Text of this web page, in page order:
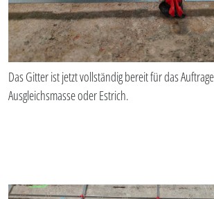
Das Gitter ist jetzt vollständig bereit für das
Ausgleichsmasse oder Estrich.